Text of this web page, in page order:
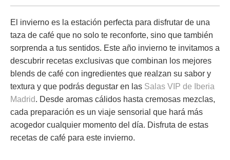
El invierno es la estación perfecta para disfrutar de una
taza de café que no solo te reconforte, sino que también
sorprenda a tus sentidos. Este año invierno te invitamos a
descubrir recetas exclusivas que combinan los mejores
blends de café con ingredientes que realzan su sabor y
textura y que podrás degustar en las Salas VIP de Iberia
Madrid. Desde aromas cálidos hasta cremosas mezclas,
cada preparación es un viaje sensorial que hará más
acogedor cualquier momento del día. Disfruta de estas
recetas de café para este invierno.